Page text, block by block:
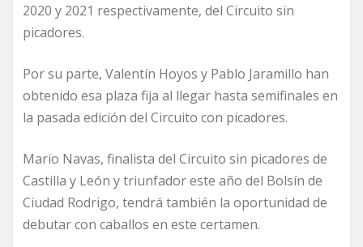
2020 y 2021 respectivamente, del Circuito sin
picadores.
Por su parte, Valentín Hoyos y Pablo Jaramillo han
obtenido esa plaza fija al llegar hasta semifinales en
la pasada edición del Circuito con picadores.
Mario Navas, finalista del Circuito sin picadores de
Castilla y León y triunfador este año del Bolsín de
Ciudad Rodrigo, tendrá también la oportunidad de
debutar con caballos en este certamen.